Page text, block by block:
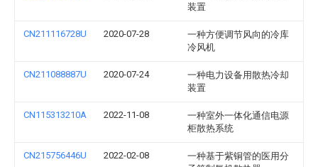
装置
CN211116728U 2020-07-28
一种方便调节风向的冷库
冷风机
CN211088887U 2020-07-24
一种电力设备用散热冷却
装置
CN115313210A 2022-11-08
一种室外一体化通信电源
柜散热系统
CN215756446U 2022-02-08
一种基于紫铜管的医用分